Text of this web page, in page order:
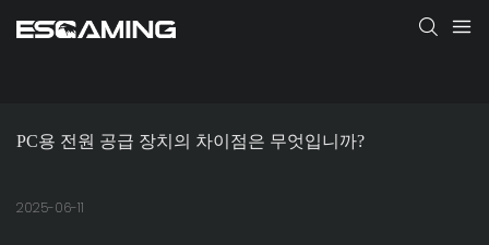
PC용 전원 공급 장치의 차이점은 무엇입니까?
2025-06-11